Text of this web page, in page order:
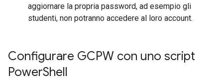
aggiornare la propria password, ad esempio gli
studenti, non potranno accedere al loro account.
Configurare GCPW con uno script
PowerShell